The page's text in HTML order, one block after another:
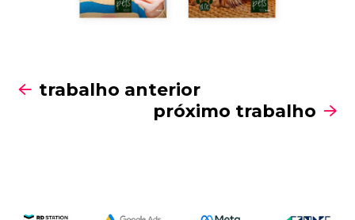
trabalho anterior
próximo trabalho